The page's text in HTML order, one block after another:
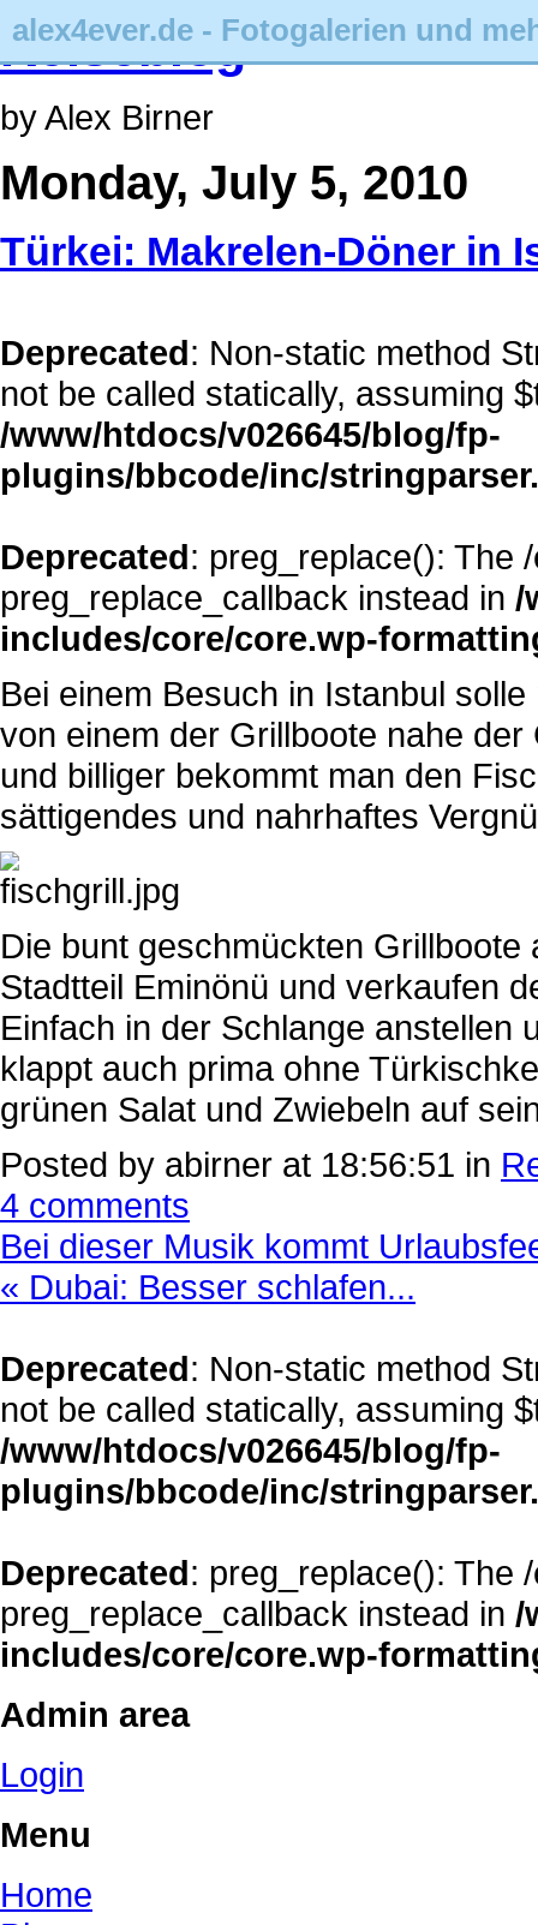
alex4ever.de - Fotogalerien und
Reiseblog
by Alex Birner
Monday, July 5, 2010
Türkei: Makrelen-Döner in
Deprecated: Non-static method
not be called statically, assuming
/www/htdocs/v026645/blog/fp-
plugins/bbcode/inc/
Deprecated: preg_replace(): The
preg_replace_callback instead in /
includes/core/core.wp-
Bei einem Besuch in Istanbul
von einem der Grillboote nahe
und billiger bekommt man den
sättigendes und nahrhaftes
Die bunt geschmückten
Stadtteil Eminönü und verkaufen
Einfach in der Schlange anstellen
klappt auch prima ohne
grünen Salat und Zwiebeln auf
Posted by abirner at 18:56:51 in
4 comments
Bei dieser Musik kommt
« Dubai: Besser schlafen...
Deprecated: Non-static method
not be called statically, assuming
/www/htdocs/v026645/blog/fp-
plugins/bbcode/inc/
Deprecated: preg_replace(): The
preg_replace_callback instead in /
includes/core/core.wp-
Admin area
Login
Menu
Home